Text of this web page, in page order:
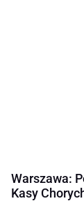
Warszawa:
Kasy